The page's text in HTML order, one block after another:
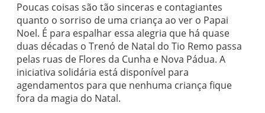
Poucas coisas são tão sinceras e contagiantes
quanto o sorriso de uma criança ao ver o Papai
Noel. É para espalhar essa alegria que há quase
duas décadas o Trenó de Natal do Tio Remo passa
pelas ruas de Flores da Cunha e Nova Pádua. A
iniciativa solidária está disponível para
agendamentos para que nenhuma criança fique
fora da magia do Natal.